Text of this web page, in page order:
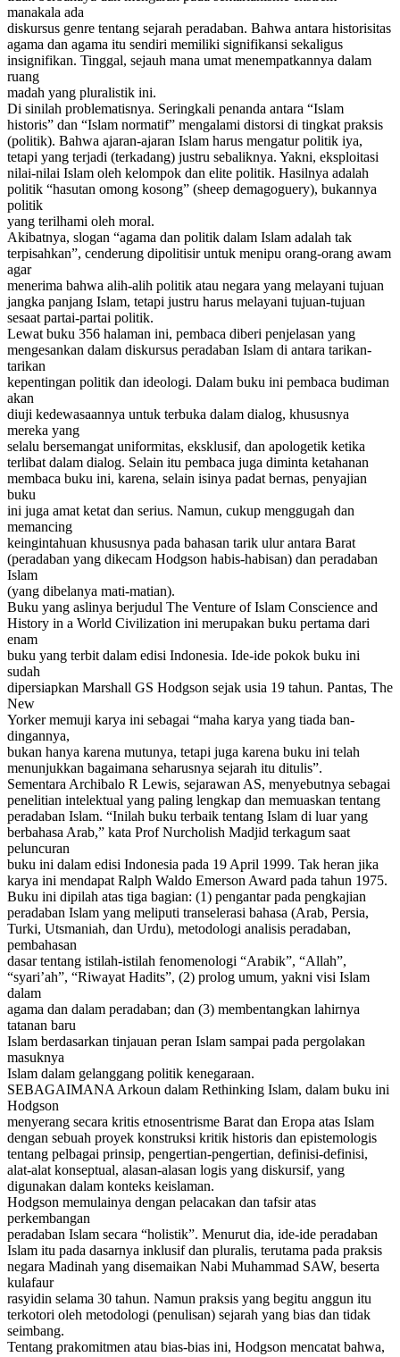
manakala ada
diskursus genre tentang sejarah peradaban. Bahwa antara historisitas
agama dan agama itu sendiri memiliki signifikansi sekaligus
insignifikan. Tinggal, sejauh mana umat menempatkannya dalam
ruang
madah yang pluralistik ini.
Di sinilah problematisnya. Seringkali penanda antara “Islam
historis” dan “Islam normatif” mengalami distorsi di tingkat praksis
(politik). Bahwa ajaran-ajaran Islam harus mengatur politik iya,
tetapi yang terjadi (terkadang) justru sebaliknya. Yakni, eksploitasi
nilai-nilai Islam oleh kelompok dan elite politik. Hasilnya adalah
politik “hasutan omong kosong” (sheep demagoguery), bukannya
politik
yang terilhami oleh moral.
Akibatnya, slogan “agama dan politik dalam Islam adalah tak
terpisahkan”, cenderung dipolitisir untuk menipu orang-orang awam
agar
menerima bahwa alih-alih politik atau negara yang melayani tujuan
jangka panjang Islam, tetapi justru harus melayani tujuan-tujuan
sesaat partai-partai politik.
Lewat buku 356 halaman ini, pembaca diberi penjelasan yang
mengesankan dalam diskursus peradaban Islam di antara tarikan-
tarikan
kepentingan politik dan ideologi. Dalam buku ini pembaca budiman
akan
diuji kedewasaannya untuk terbuka dalam dialog, khususnya
mereka yang
selalu bersemangat uniformitas, eksklusif, dan apologetik ketika
terlibat dalam dialog. Selain itu pembaca juga diminta ketahanan
membaca buku ini, karena, selain isinya padat bernas, penyajian
buku
ini juga amat ketat dan serius. Namun, cukup menggugah dan
memancing
keingintahuan khususnya pada bahasan tarik ulur antara Barat
(peradaban yang dikecam Hodgson habis-habisan) dan peradaban
Islam
(yang dibelanya mati-matian).
Buku yang aslinya berjudul The Venture of Islam Conscience and
History in a World Civilization ini merupakan buku pertama dari
enam
buku yang terbit dalam edisi Indonesia. Ide-ide pokok buku ini
sudah
dipersiapkan Marshall GS Hodgson sejak usia 19 tahun. Pantas, The
New
Yorker memuji karya ini sebagai “maha karya yang tiada ban-
dingannya,
bukan hanya karena mutunya, tetapi juga karena buku ini telah
menunjukkan bagaimana seharusnya sejarah itu ditulis”.
Sementara Archibalo R Lewis, sejarawan AS, menyebutnya sebagai
penelitian intelektual yang paling lengkap dan memuaskan tentang
peradaban Islam. “Inilah buku terbaik tentang Islam di luar yang
berbahasa Arab,” kata Prof Nurcholish Madjid terkagum saat
peluncuran
buku ini dalam edisi Indonesia pada 19 April 1999. Tak heran jika
karya ini mendapat Ralph Waldo Emerson Award pada tahun 1975.
Buku ini dipilah atas tiga bagian: (1) pengantar pada pengkajian
peradaban Islam yang meliputi transelerasi bahasa (Arab, Persia,
Turki, Utsmaniah, dan Urdu), metodologi analisis peradaban,
pembahasan
dasar tentang istilah-istilah fenomenologi “Arabik”, “Allah”,
“syari’ah”, “Riwayat Hadits”, (2) prolog umum, yakni visi Islam
dalam
agama dan dalam peradaban; dan (3) membentangkan lahirnya
tatanan baru
Islam berdasarkan tinjauan peran Islam sampai pada pergolakan
masuknya
Islam dalam gelanggang politik kenegaraan.
SEBAGAIMANA Arkoun dalam Rethinking Islam, dalam buku ini
Hodgson
menyerang secara kritis etnosentrisme Barat dan Eropa atas Islam
dengan sebuah proyek konstruksi kritik historis dan epistemologis
tentang pelbagai prinsip, pengertian-pengertian, definisi-definisi,
alat-alat konseptual, alasan-alasan logis yang diskursif, yang
digunakan dalam konteks keislaman.
Hodgson memulainya dengan pelacakan dan tafsir atas
perkembangan
peradaban Islam secara “holistik”. Menurut dia, ide-ide peradaban
Islam itu pada dasarnya inklusif dan pluralis, terutama pada praksis
negara Madinah yang disemaikan Nabi Muhammad SAW, beserta
kulafaur
rasyidin selama 30 tahun. Namun praksis yang begitu anggun itu
terkotori oleh metodologi (penulisan) sejarah yang bias dan tidak
seimbang.
Tentang prakomitmen atau bias-bias ini, Hodgson mencatat bahwa,